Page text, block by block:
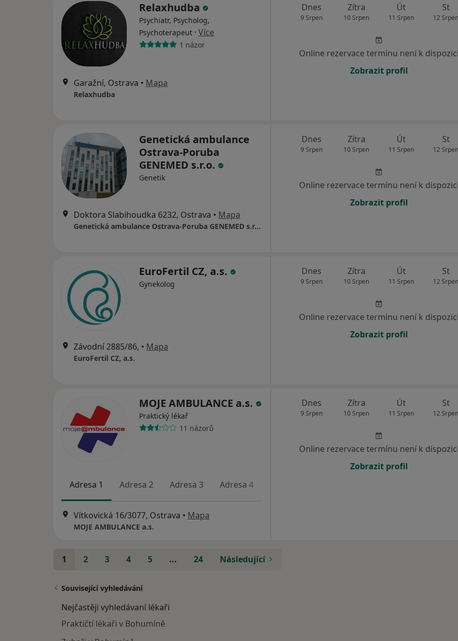
Relaxhudba
Psychiatr, Psycholog,
Psychoterapeut · Více
1 názor
Garažní, Ostrava • Mapa
Relaxhudba
Dnes
9 Srpen
Zítra
10 Srpen
Út
11 Srpen
St
12 Srpen
Online rezervace termínu není k dispozici
Zobrazit profil
Genetická ambulance
Ostrava-Poruba
GENEMED s.r.o.
Genetik
Doktora Slabihoudka 6232, Ostrava • Mapa
Genetická ambulance Ostrava-Poruba GENEMED s.r.o.
Dnes
9 Srpen
Zítra
10 Srpen
Út
11 Srpen
St
12 Srpen
Online rezervace termínu není k dispozici
Zobrazit profil
EuroFertil CZ, a.s.
Gynekolog
Závodní 2885/86, • Mapa
EuroFertil CZ, a.s.
Dnes
9 Srpen
Zítra
10 Srpen
Út
11 Srpen
St
12 Srpen
Online rezervace termínu není k dispozici
Zobrazit profil
MOJE AMBULANCE a.s.
Praktický lékař
11 názorů
Adresa 1 Adresa 2 Adresa 3 Adresa 4
Vítkovická 16/3077, Ostrava • Mapa
MOJE AMBULANCE a.s.
Dnes
9 Srpen
Zítra
10 Srpen
Út
11 Srpen
St
12 Srpen
Online rezervace termínu není k dispozici
Zobrazit profil
1 2 3 4 5 ... 24 Následující
Související vyhledávání
Nejčastěji vyhledávaní lékaři
Praktičtí lékaři v Bohumíně